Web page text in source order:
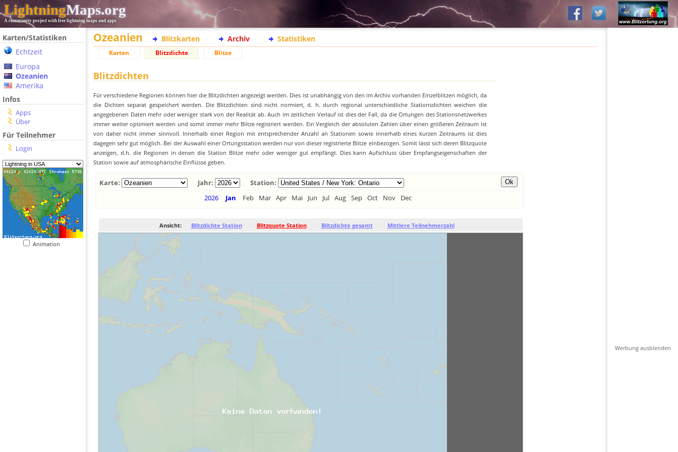
LightningMaps.org
A community project with free lightning maps and apps
Karten/Statistiken
Echtzeit
Europa
Ozeanien
Amerika
Infos
Apps
Über
Für Teilnehmer
Login
Animation
Ozeanien Blitzkarten Archiv Statistiken
Karten Blitzdichte Blitze
Blitzdichten
Für verschiedene Regionen können hier die Blitzdichten angezeigt werden. Dies ist unabhängig von den im Archiv vorhanden Einzelblitzen möglich, da
die Dichten separat gespeichert werden. Die Blitzdichten sind nicht normiert, d. h. durch regional unterschiedliche Stationsdichten weichen die
angegebenen Daten mehr oder weniger stark von der Realität ab. Auch im zeitlichen Verlauf ist dies der Fall, da die Ortungen des Stationsnetzwerkes
immer weiter optimiert werden und somit immer mehr Blitze registriert werden. Ein Vergleich der absoluten Zahlen über einen größeren Zeitraum ist
von daher nicht immer sinnvoll. Innerhalb einer Region mit entsprechender Anzahl an Stationen sowie innerhalb eines kurzen Zeitraums ist dies
dagegen sehr gut möglich. Bei der Auswahl einer Ortungsstation werden nur von dieser registrierte Blitze einbezogen. Somit lässt sich deren Blitzquote
anzeigen, d.h. die Regionen in denen die Station Blitze mehr oder weniger gut empfängt. Dies kann Aufschluss über Empfangseigenschaften der
Station sowie auf atmosphärische Einflüsse geben.
Karte: Jahr:
Station:
2026
Jan Feb Mar Apr Mai Jun Jul Aug Sep Oct Nov Dec
Ansicht: Blitzdichte Station Blitzquote Station Blitzdichte gesamt Mittlere Teilnehmerzahl
Werbung ausblenden